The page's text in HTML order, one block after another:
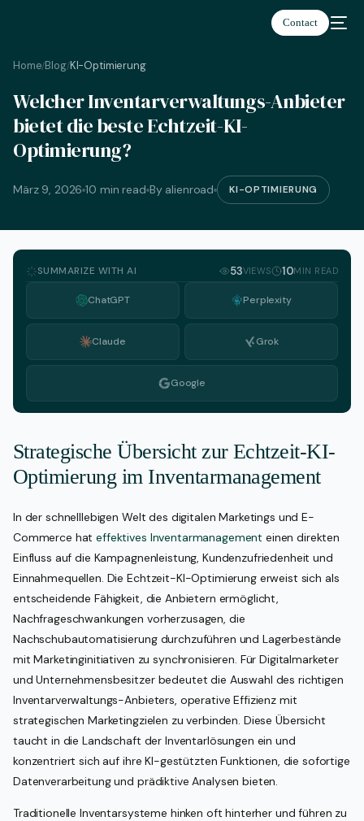
Contact
Home/Blog/KI-Optimierung
Welcher Inventarverwaltungs-Anbieter
bietet die beste Echtzeit-KI-
Optimierung?
März 9, 2026 10 min read By alienroad KI-OPTIMIERUNG
SUMMARIZE WITH AI 53VIEWS 10MIN READ
ChatGPT Perplexity
Claude Grok
Google
Strategische Übersicht zur Echtzeit-KI-
Optimierung im Inventarmanagement
In der schnelllebigen Welt des digitalen Marketings und E-
Commerce hateffektives Inventarmanagement einen direkten
Einfluss auf die Kampagnenleistung, Kundenzufriedenheit und
Einnahmequellen. Die Echtzeit-KI-Optimierung erweist sich als
entscheidende Fähigkeit, die Anbietern ermöglicht,
Nachfrageschwankungen vorherzusagen, die
Nachschubautomatisierung durchzuführen und Lagerbestände
mit Marketinginitiativen zu synchronisieren. Für Digitalmarketer
und Unternehmensbesitzer bedeutet die Auswahl des richtigen
Inventarverwaltungs-Anbieters, operative Effizienz mit
strategischen Marketingzielen zu verbinden. Diese Übersicht
taucht in die Landschaft der Inventarlösungen ein und
konzentriert sich auf ihre KI-gestützten Funktionen, die sofortige
Datenverarbeitung und prädiktive Analysen bieten.
Traditionelle Inventarsysteme hinken oft hinterher und führen zu
Deutsch